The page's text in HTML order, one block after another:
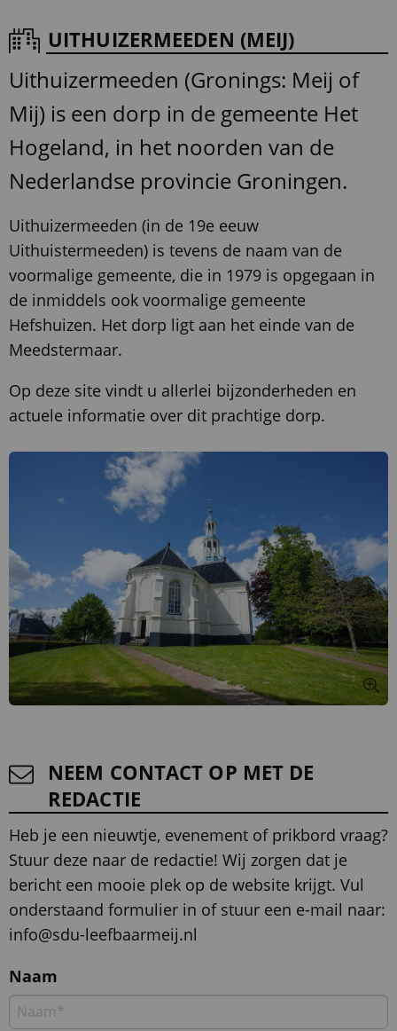
UITHUIZERMEEDEN (MEIJ)
Uithuizermeeden (Gronings: Meij of
Mij) is een dorp in de gemeente Het
Hogeland, in het noorden van de
Nederlandse provincie Groningen.
Uithuizermeeden (in de 19e eeuw
Uithuistermeeden) is tevens de naam van de
voormalige gemeente, die in 1979 is opgegaan in
de inmiddels ook voormalige gemeente
Hefshuizen. Het dorp ligt aan het einde van de
Meedstermaar.
Op deze site vindt u allerlei bijzonderheden en
actuele informatie over dit prachtige dorp.
NEEM CONTACT OP MET DE
REDACTIE
Heb je een nieuwtje, evenement of prikbord vraag?
Stuur deze naar de redactie! Wij zorgen dat je
bericht een mooie plek op de website krijgt. Vul
onderstaand formulier in of stuur een e-mail naar:
info@sdu-leefbaarmeij.nl
Naam